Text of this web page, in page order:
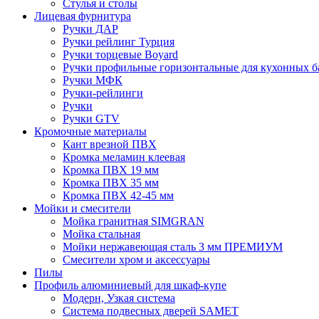
Стулья и столы
Лицевая фурнитура
Ручки ДАР
Ручки рейлинг Турция
Ручки торцевые Boyard
Ручки профильные горизонтальные для кухонных
Ручки МФК
Ручки-рейлинги
Ручки
Ручки GTV
Кромочные материалы
Кант врезной ПВХ
Кромка меламин клеевая
Кромка ПВХ 19 мм
Кромка ПВХ 35 мм
Кромка ПВХ 42-45 мм
Мойки и смесители
Мойка гранитная SIMGRAN
Мойка стальная
Мойки нержавеющая сталь 3 мм ПРЕМИУМ
Смесители хром и аксессуары
Пилы
Профиль алюминиевый для шкаф-купе
Модерн, Узкая система
Система подвесных дверей SAMET